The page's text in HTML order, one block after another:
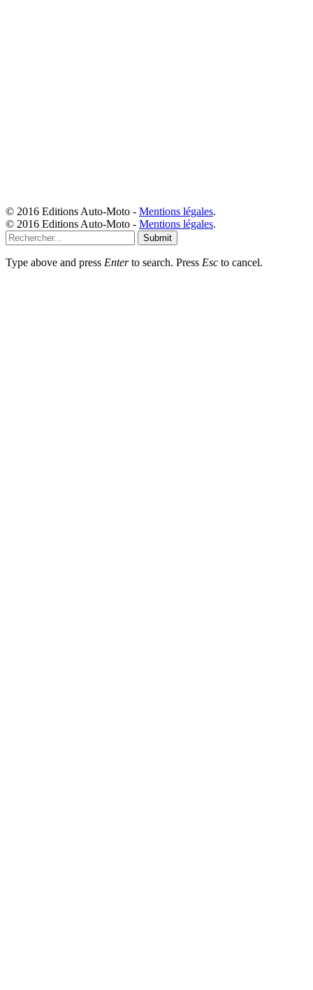
© 2016 Editions Auto-Moto - Mentions légales.
© 2016 Editions Auto-Moto - Mentions légales.
Submit
Type above and press Enterto search. Press Esc to cancel.